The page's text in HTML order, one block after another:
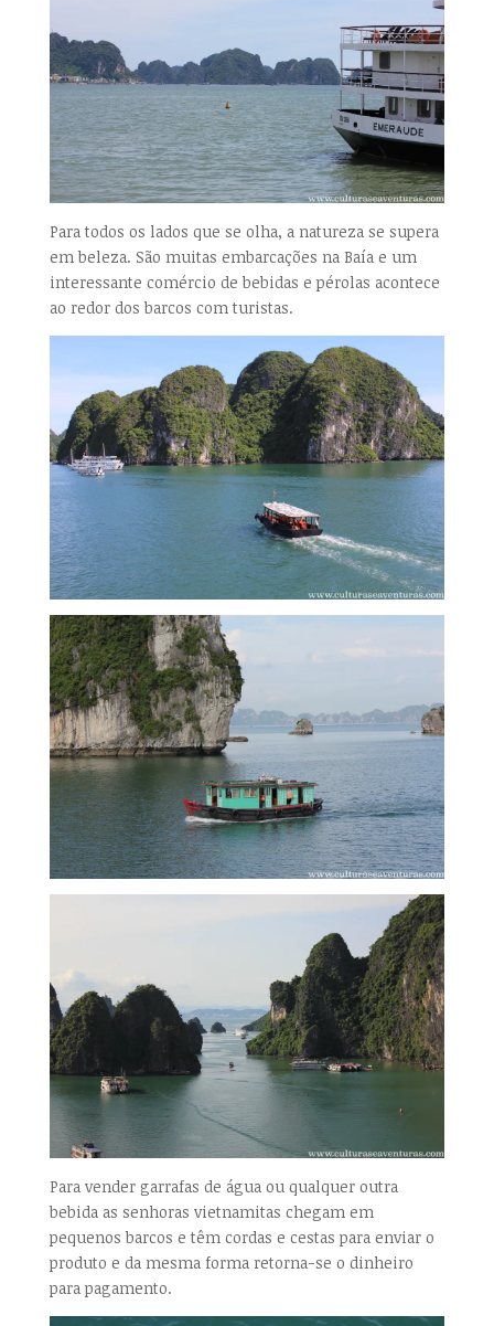
Para todos os lados que se olha, a natureza se supera
em beleza. São muitas embarcações na Baía e um
interessante comércio de bebidas e pérolas acontece
ao redor dos barcos com turistas.
Para vender garrafas de água ou qualquer outra
bebida as senhoras vietnamitas chegam em
pequenos barcos e têm cordas e cestas para enviar o
produto e da mesma forma retorna-se o dinheiro
para pagamento.